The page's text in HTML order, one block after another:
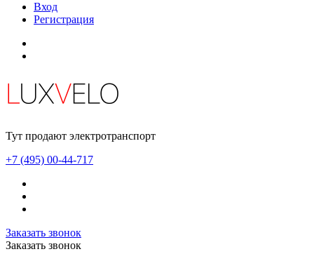
Вход
Регистрация
Тут продают электротранспорт
+7 (495) 00-44-717
Заказать звонок
Заказать звонок